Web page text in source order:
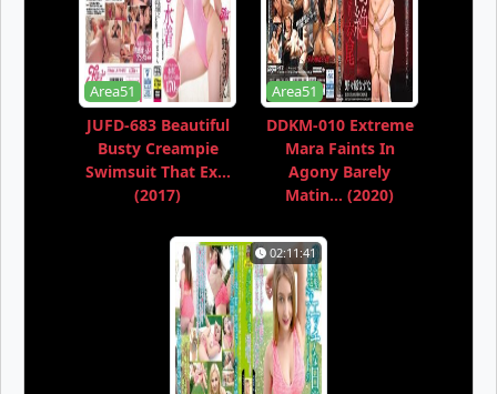
Area51
JUFD-683 Beautiful
Busty Creampie
Swimsuit That Ex...
(2017)
Area51
DDKM-010 Extreme
Mara Faints In
Agony Barely
Matin... (2020)
02:11:41